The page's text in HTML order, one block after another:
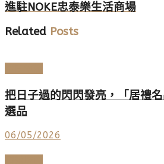
進駐NOKE忠泰樂生活商場
Related Posts
把日子過的閃閃發亮，「居禮
選品
06/05/2026